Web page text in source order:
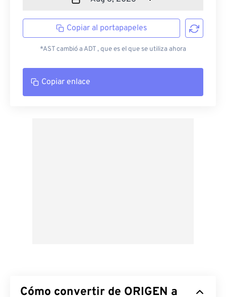
Copiar al portapapeles
*AST cambió a ADT , que es el que se utiliza ahora
Copiar enlace
Cómo convertir de ORIGEN a